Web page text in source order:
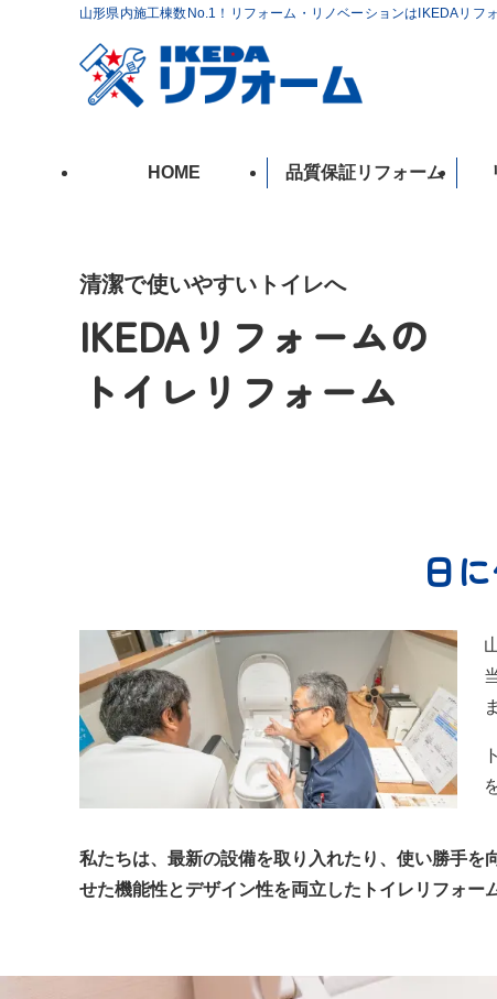
山形県内施工棟数No.1！リフォーム・リノベーションはIKEDAリフ
HOME 品質保証リフォーム
清潔で使いやすいトイレへ
IKEDAリフォームの
トイレリフォーム
日
私たちは、最新の設備を取り入れたり、使い勝手
せた機能性とデザイン性を両立したトイレリフォー